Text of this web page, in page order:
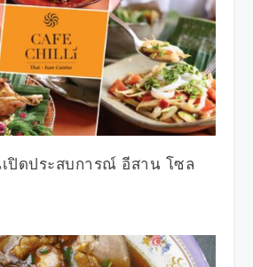
ปิดประสบการณ์ อีสาน โซล